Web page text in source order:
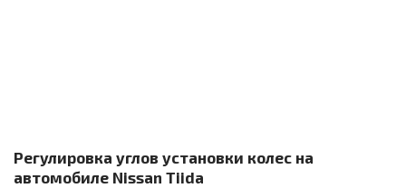
Регулировка углов установки колес на
автомобиле Nissan Tiida